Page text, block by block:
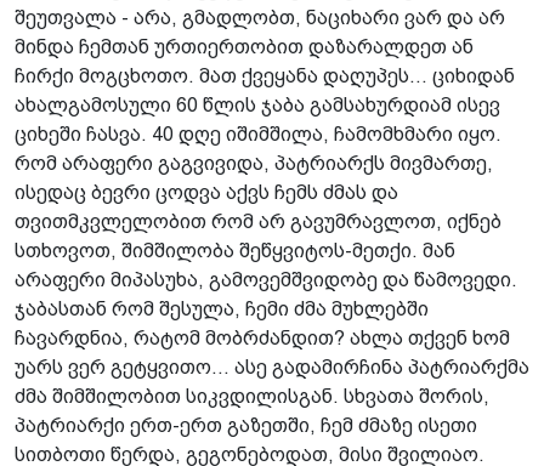
შეუთვალა - არა, გმადლობთ, ნაციხარი ვარ და არ
მინდა ჩემთან ურთიერთობით დაზარალდეთ ან
ჩირქი მოგცხოთო. მათ ქვეყანა დაღუპეს... ციხიდან
ახალგამოსული 60 წლის ჯაბა გამსახურდიამ ისევ
ციხეში ჩასვა. 40 დღე იშიმშილა, ჩამომხმარი იყო.
რომ არაფერი გაგვივიდა, პატრიარქს მივმართე,
ისედაც ბევრი ცოდვა აქვს ჩემს ძმას და
თვითმკვლელობით რომ არ გავუმრავლოთ, იქნებ
სთხოვოთ, შიმშილობა შეწყვიტოს-მეთქი. მან
არაფერი მიპასუხა, გამოვემშვიდობე და წამოვედი.
ჯაბასთან რომ შესულა, ჩემი ძმა მუხლებში
ჩავარდნია, რატომ მობრძანდით? ახლა თქვენ ხომ
უარს ვერ გეტყვითო... ასე გადამირჩინა პატრიარქმა
ძმა შიმშილობით სიკვდილისგან. სხვათა შორის,
პატრიარქი ერთ-ერთ გაზეთში, ჩემ ძმაზე ისეთი
სითბოთი წერდა, გეგონებოდათ, მისი შვილიაო.